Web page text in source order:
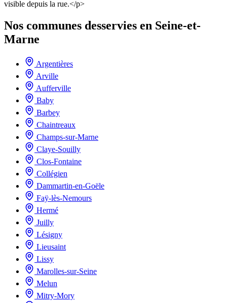
visible depuis la rue.</p>
Nos communes desservies en Seine-et-
Marne
Argentières
Arville
Aufferville
Baby
Barbey
Chaintreaux
Champs-sur-Marne
Claye-Souilly
Clos-Fontaine
Collégien
Dammartin-en-Goële
Faÿ-lès-Nemours
Hermé
Juilly
Lésigny
Lieusaint
Lissy
Marolles-sur-Seine
Melun
Mitry-Mory